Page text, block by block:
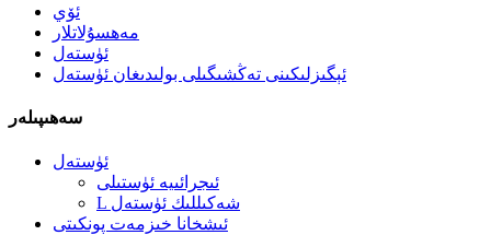
ئۆي
مەھسۇلاتلار
ئۈستەل
ئېگىزلىكىنى تەڭشىگىلى بولىدىغان ئۈستەل
سەھىپىلەر
ئۈستەل
ئىجرائىيە ئۈستىلى
L شەكىللىك ئۈستەل
ئىشخانا خىزمەت پونكىتى